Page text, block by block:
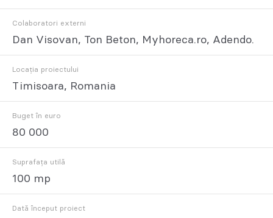
Colaboratori externi
Dan Visovan, Ton Beton, Myhoreca.ro, Adendo.
Locația proiectului
Timisoara, Romania
Buget în euro
80 000
Suprafața utilă
100 mp
Dată început proiect